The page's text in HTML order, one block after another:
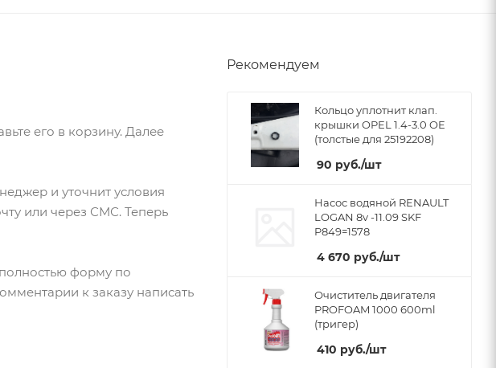
его в корзину. Далее
и уточнит условия
или через СМС. Теперь
форму по
к заказу написать
Рекомендуем
Кольцо уплотнит клап.
крышки OPEL 1.4-3.0 OE
(толстые для 25192208)
90 руб./шт
Насос водяной RENAULT
LOGAN 8v -11.09 SKF
P849=1578
4 670 руб./шт
Очиститель двигателя
PROFOAM 1000 600ml
(тригер)
410 руб./шт